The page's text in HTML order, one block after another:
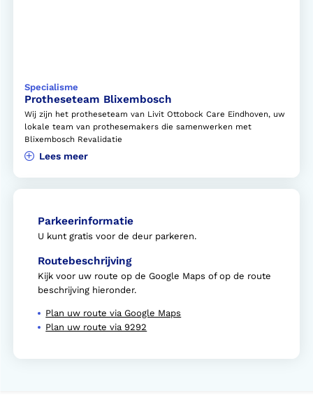
Specialisme
Protheseteam Blixembosch
Wij zijn het protheseteam van Livit Ottobock Care Eindhoven, uw
lokale team van prothesemakers die samenwerken met
Blixembosch Revalidatie
Lees meer
Parkeerinformatie
U kunt gratis voor de deur parkeren.
Routebeschrijving
Kijk voor uw route op de Google Maps of op de route
beschrijving hieronder.
Plan uw route via Google Maps
Plan uw route via 9292